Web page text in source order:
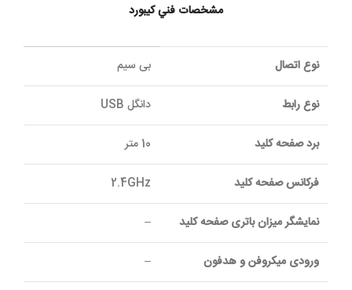
مشخصات فني کیبورد
نوع اتصال بی سیم
نوع رابط دانگل USB
برد صفحه کلید 10 متر
فرکانس صفحه کلید 2.4GHz
نمایشگر میزان باتری صفحه کلید –
ورودی میکروفن و هدفون –